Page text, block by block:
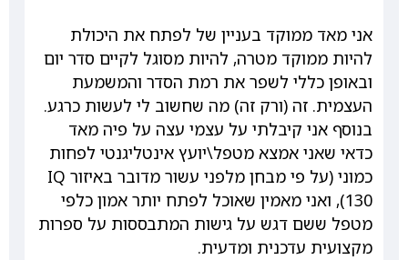
אני מאד ממוקד בעניין של לפתח את היכולת
להיות ממוקד מטרה, להיות מסוגל לקיים סדר יום
ובאופן כללי לשפר את רמת הסדר והמשמעת
העצמית. זה (ורק זה) מה שחשוב לי לעשות כרגע.
בנוסף אני קיבלתי על עצמי עצה על פיה מאד
כדאי שאני אמצא מטפל\יועץ אינטליגנטי לפחות
כמוני (על פי מבחן מלפני עשור מדובר באיזור IQ
130), ואני מאמין שאוכל לפתח יותר אמון כלפי
מטפל ששם דגש על גישות המתבססות על ספרות
מקצועית עדכנית ומדעית.